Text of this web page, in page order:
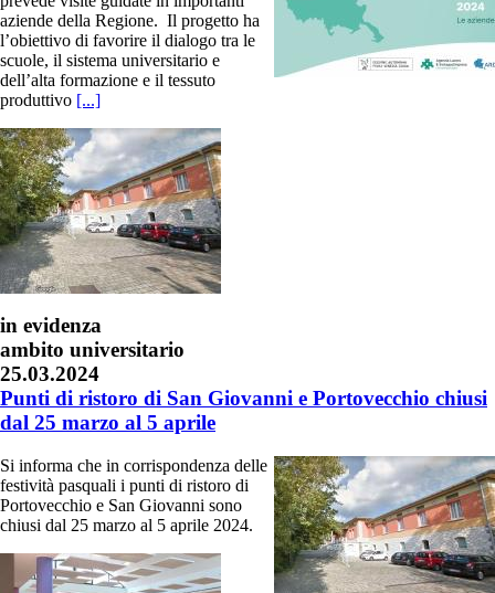
aziende della Regione. Il progetto ha
l’obiettivo di favorire il dialogo tra le
scuole, il sistema universitario e
dell’alta formazione e il tessuto
produttivo [...]
in evidenza
ambito universitario
25.03.2024
Punti di ristoro di San Giovanni e Portovecchio chiusi
dal 25 marzo al 5 aprile
Si informa che in corrispondenza delle
festività pasquali i punti di ristoro di
Portovecchio e San Giovanni sono
chiusi dal 25 marzo al 5 aprile 2024.